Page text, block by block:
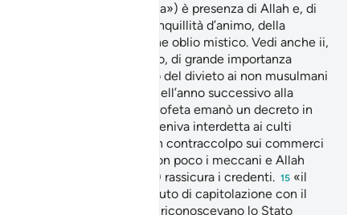
pace»: (in arabo «sakina») è presenza di Allah e, di
conseguenza, della tranquillità d’animo, della
serenità di spirito, anche oblio mistico. Vedi anche ii,
II versetto, di grande importanza
legale, è il fondamento del divieto ai non musulmani
di recarsi alla Mecca. Nell’anno successivo alla
presa della Mecca, il Profeta emanò un decreto in
base al quale la Ka‘ba veniva interdetta ai culti
idolatrici. Il timore di un contraccolpo sui commerci
doveva preoccupare non poco i meccani e Allah
(gloria a Lui l’Altissimo) rassicura i credenti. 15 «il
tributo» (jizya): è il tributo di capitolazione con il
quale giudei e cristiani riconoscevano lo Stato